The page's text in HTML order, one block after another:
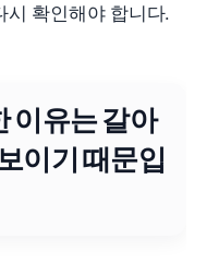
시 확인해야 합니다.
이유는 갈아
이기 때문입